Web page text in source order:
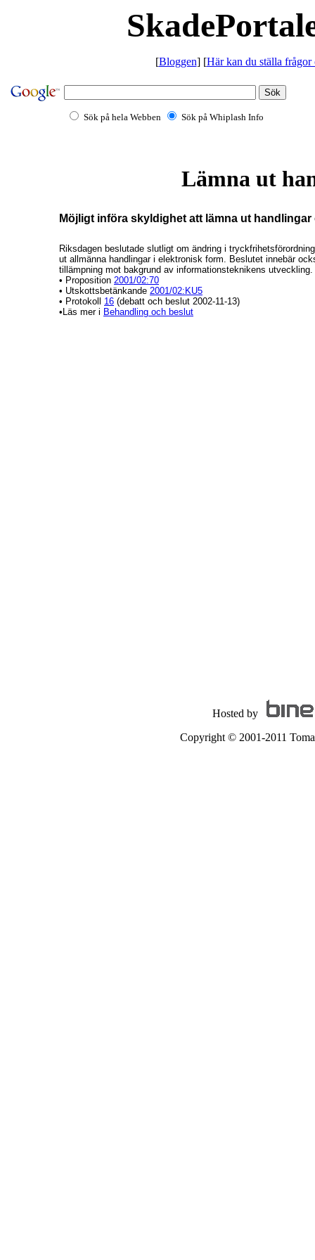
[Bloggen] [Här kan du ställa frågor
Sök på hela Webben Sök på Whiplash Info
Lämna ut
Möjligt införa skyldighet att lämna ut
Riksdagen beslutade slutligt om ändring i
ut allmänna handlingar i elektronisk form. Beslutet innebär
tillämpning mot bakgrund av informationsteknikens
• Proposition 2001/02:70
• Utskottsbetänkande 2001/02:KU5
• Protokoll 16 (debatt och beslut 2002-11-13)
•Läs mer i Behandling och beslut
Hosted by
Copyright © 2001-2011